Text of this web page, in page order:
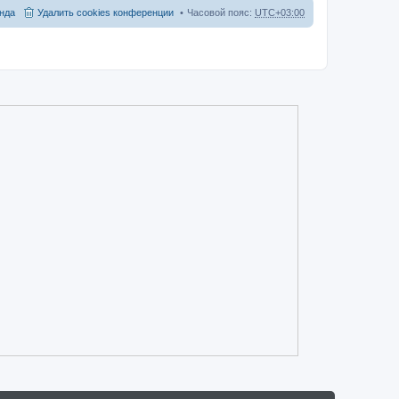
Часовой пояс: UTC+03:00
Удалить cookies конференции